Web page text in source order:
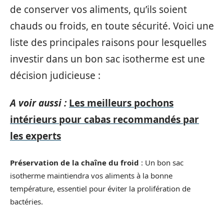
de conserver vos aliments, qu’ils soient
chauds ou froids, en toute sécurité. Voici une
liste des principales raisons pour lesquelles
investir dans un bon sac isotherme est une
décision judicieuse :
A voir aussi : Les meilleurs pochons
intérieurs pour cabas recommandés par
les experts
Préservation de la chaîne du froid : Un bon sac
isotherme maintiendra vos aliments à la bonne
température, essentiel pour éviter la prolifération de
bactéries.